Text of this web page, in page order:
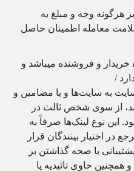
هرگونه وجه و مبلغ به
معامله اطمینان حاصل
خریدار و فروشنده میباشد و
/
به سایت‌ها و یا مضامین و
از سوی شخص ثالث در
این نوع لینک‌ها صرفاً به
در اختیار بینندگان قرار
با صحه گذاشتن بر
همچنین حاوی تائیدیه یا